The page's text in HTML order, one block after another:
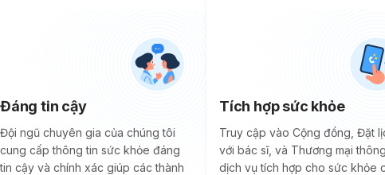
Đáng tin cậy
Đội ngũ chuyên gia của chúng tôi
cung cấp thông tin sức khỏe đáng
tin cậy và chính xác giúp các thành
Tích hợp sức khỏe
Truy cập vào Cộng đồng, Đặt
với bác sĩ, và Thương mại
dịch vụ tích hợp cho sức khỏe